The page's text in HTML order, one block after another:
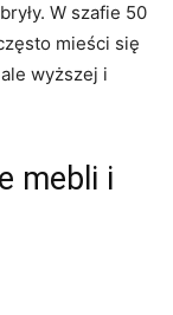
W szafie 50
mieści się
wyższej i
mebli i